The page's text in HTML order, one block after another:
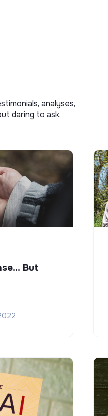
analyses,
daring to ask.
But